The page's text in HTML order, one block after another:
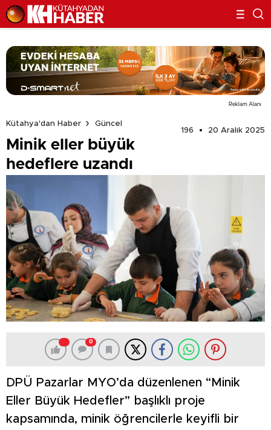
Reklam Alanı
Kütahya'dan Haber
Güncel
196
20 Aralık 2025
Minik eller büyük
hedeflere uzandı
0
DPÜ Pazarlar MYO’da düzenlenen “Minik
Eller Büyük Hedefler” başlıklı proje
kapsamında, minik öğrencilerle keyifli bir